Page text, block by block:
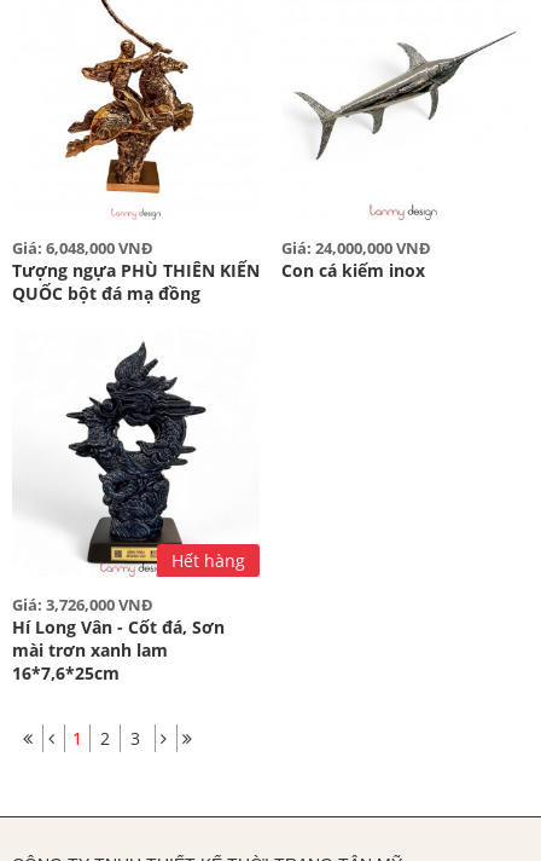
Giá: 6,048,000 VNĐ
Tượng ngựa PHÙ THIÊN KIẾN
QUỐC bột đá mạ đồng
Giá: 24,000,000 VNĐ
Con cá kiếm inox
Hết hàng
Giá: 3,726,000 VNĐ
Hí Long Vân - Cốt đá, Sơn
mài trơn xanh lam
16*7,6*25cm
1 2 3